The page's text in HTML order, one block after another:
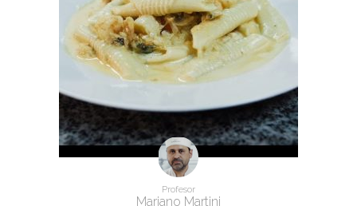
Profesor
Mariano Martini